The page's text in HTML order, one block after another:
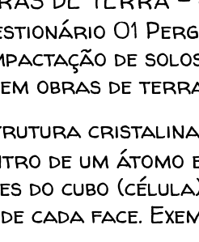
01
de
obras de
cristalina
de um átomo
do cubo
cada face.